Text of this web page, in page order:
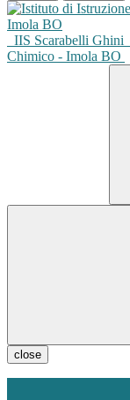
IIS Scarabelli Ghini
Chimico - Imola BO
close